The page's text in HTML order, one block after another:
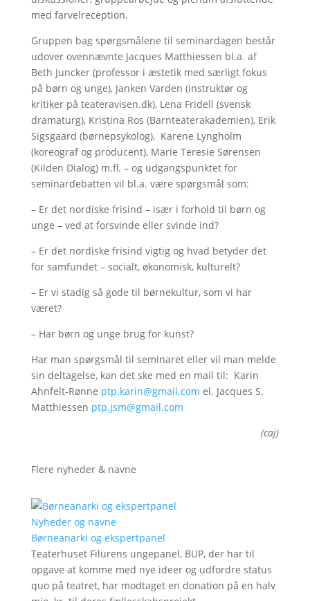
med farvelreception.
Gruppen bag spørgsmålene til seminardagen består
udover ovennævnte Jacques Matthiessen bl.a. af
Beth Juncker (professor i æstetik med særligt fokus
på børn og unge), Janken Varden (instruktør og
kritiker på teateravisen.dk), Lena Fridell (svensk
dramaturg), Kristina Ros (Barnteaterakademien), Erik
Sigsgaard (børnepsykolog), Karene Lyngholm
(koreograf og producent), Marie Teresie Sørensen
(Kilden Dialog) m.fl. – og udgangspunktet for
seminardebatten vil bl.a. være spørgsmål som:
– Er det nordiske frisind – især i forhold til børn og
unge – ved at forsvinde eller svinde ind?
– Er det nordiske frisind vigtig og hvad betyder det
for samfundet – socialt, økonomisk, kulturelt?
– Er vi stadig så gode til børnekultur, som vi har
været?
– Har børn og unge brug for kunst?
Har man spørgsmål til seminaret eller vil man melde
sin deltagelse, kan det ske med en mail til: Karin
Ahnfelt-Rønne ptp.karin@gmail.com el. Jacques S.
Matthiessen ptp.jsm@gmail.com
(caj)
Flere nyheder & navne
Nyheder og navne
Børneanarki og ekspertpanel
Teaterhuset Filurens ungepanel, BUP, der har til
opgave at komme med nye ideer og udfordre status
quo på teatret, har modtaget en donation på en halv